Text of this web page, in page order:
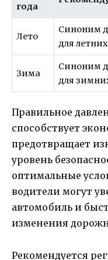
года
Лето
Синоним
для
Зима
Синоним
для
Правильное
способствует
предотвращает
уровень
оптимальные
водители могут
автомобиль и
изменения
Рекомендуется